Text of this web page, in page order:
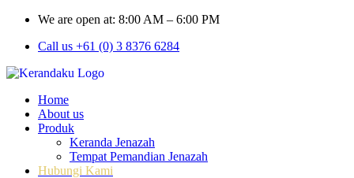
We are open at: 8:00 AM – 6:00 PM
Call us +61 (0) 3 8376 6284
Home
About us
Produk
Keranda Jenazah
Tempat Pemandian Jenazah
Hubungi Kami